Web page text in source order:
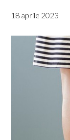
18 aprile 2023